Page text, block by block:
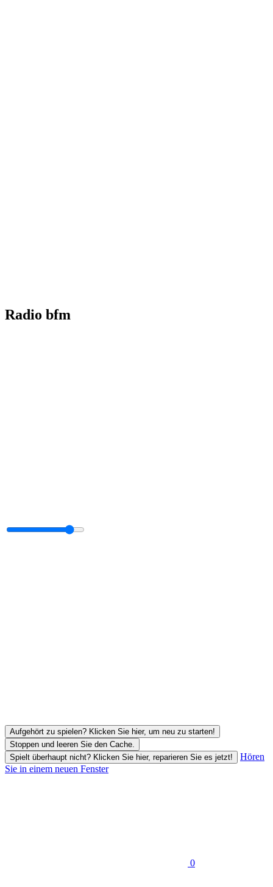
Radio bfm
Aufgehört zu spielen? Klicken Sie hier, um neu zu starten!
Stoppen und leeren Sie den Cache.
Spielt überhaupt nicht? Klicken Sie hier, reparieren Sie es jetzt!
Hören
Sie in einem neuen Fenster
0